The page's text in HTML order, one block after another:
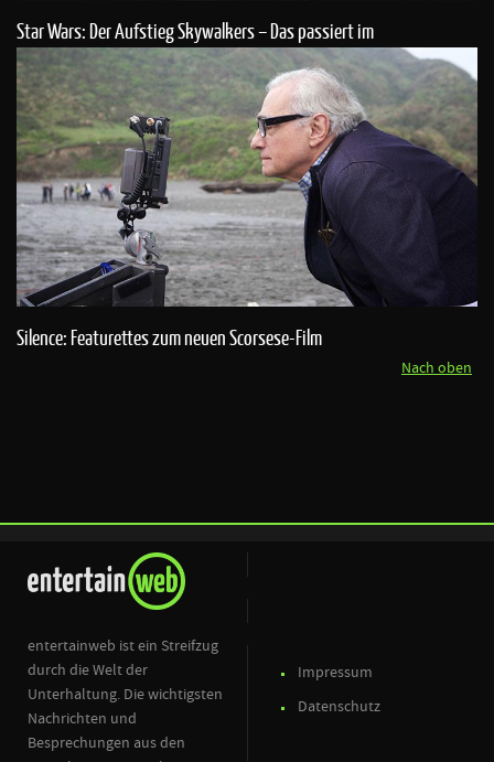
Star Wars: Der Aufstieg Skywalkers – Das passiert im
unveröffentlichten ersten Trailer
Silence: Featurettes zum neuen Scorsese-Film
Nach oben
entertainweb ist ein Streifzug
durch die Welt der
Unterhaltung. Die wichtigsten
Nachrichten und
Besprechungen aus den
Impressum
Datenschutz